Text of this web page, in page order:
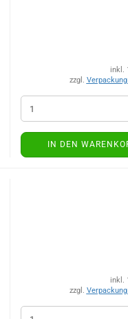
inkl.
zzgl.
IN DEN
inkl.
zzgl.